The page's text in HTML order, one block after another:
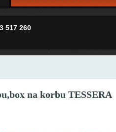
517 260
na korbu TESSERA